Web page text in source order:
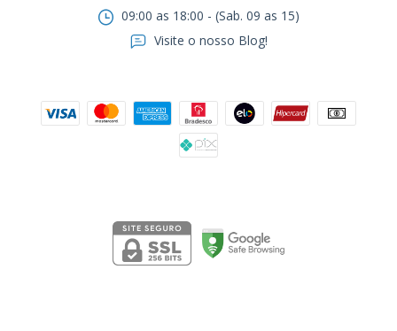
09:00 as 18:00 - (Sab. 09 as 15)
Visite o nosso Blog!